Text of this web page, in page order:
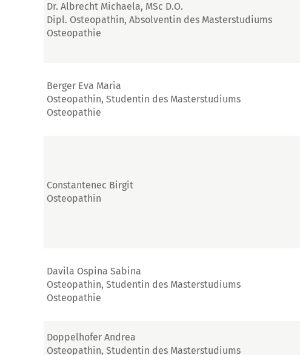
Dr. Albrecht Michaela, MSc D.O.
Dipl. Osteopathin, Absolventin des Masterstudiums
Osteopathie
Berger Eva Maria
Osteopathin, Studentin des Masterstudiums
Osteopathie
Constantenec Birgit
Osteopathin
Davila Ospina Sabina
Osteopathin, Studentin des Masterstudiums
Osteopathie
Doppelhofer Andrea
Osteopathin, Studentin des Masterstudiums